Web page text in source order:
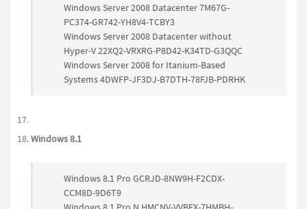
Windows Server 2008 Datacenter 7M67G-
PC374-GR742-YH8V4-TCBY3
Windows Server 2008 Datacenter without
Hyper-V 22XQ2-VRXRG-P8D42-K34TD-G3QQC
Windows Server 2008 for Itanium-Based
Systems 4DWFP-JF3DJ-B7DTH-78FJB-PDRHK
Windows 8.1
Windows 8.1 Pro GCRJD-8NW9H-F2CDX-
CCM8D-9D6T9